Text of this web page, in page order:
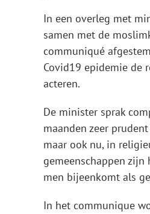
In een overleg met
samen met de
communiqué
Covid19 epidemie de
acteren.
De minister sprak
maanden zeer
maar ook nu, in
gemeenschappen
men bijeenkomt als
In het communique